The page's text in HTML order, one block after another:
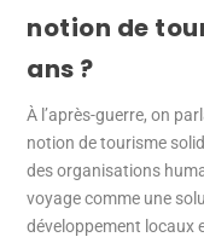
notion de
ans ?
À l’après-guerre, on
notion de tourisme
des organisations
voyage comme une
développement locaux